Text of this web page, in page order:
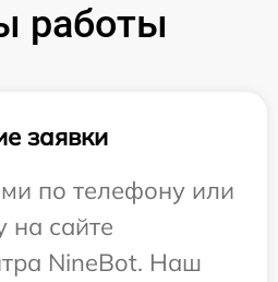
работы
заявки
по телефону или
на сайте
NineBot. Наш